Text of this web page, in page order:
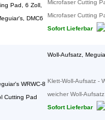
Microfaser Cutting
Microfaser Cutting
Sofort Lieferbar
Woll-Aufsatz,
Klett-Woll-Aufsatz -
weicher Woll-
Sofort Lieferbar